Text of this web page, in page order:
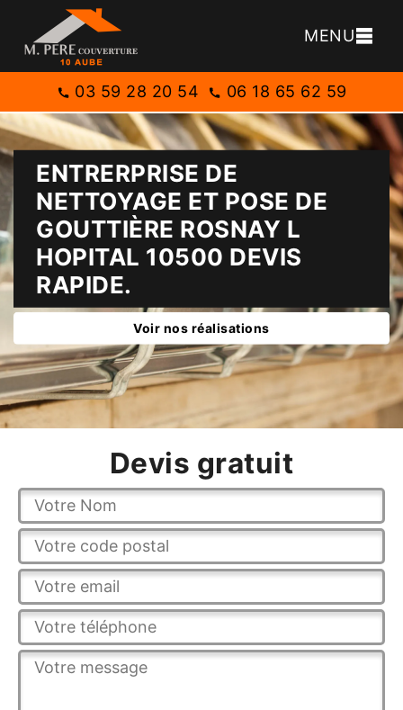
MENU
03 59 28 20 54 06 18 65 62 59
ENTRERPRISE DE
NETTOYAGE ET POSE DE
GOUTTIÈRE ROSNAY L
HOPITAL 10500 DEVIS
RAPIDE.
Voir nos réalisations
Devis gratuit